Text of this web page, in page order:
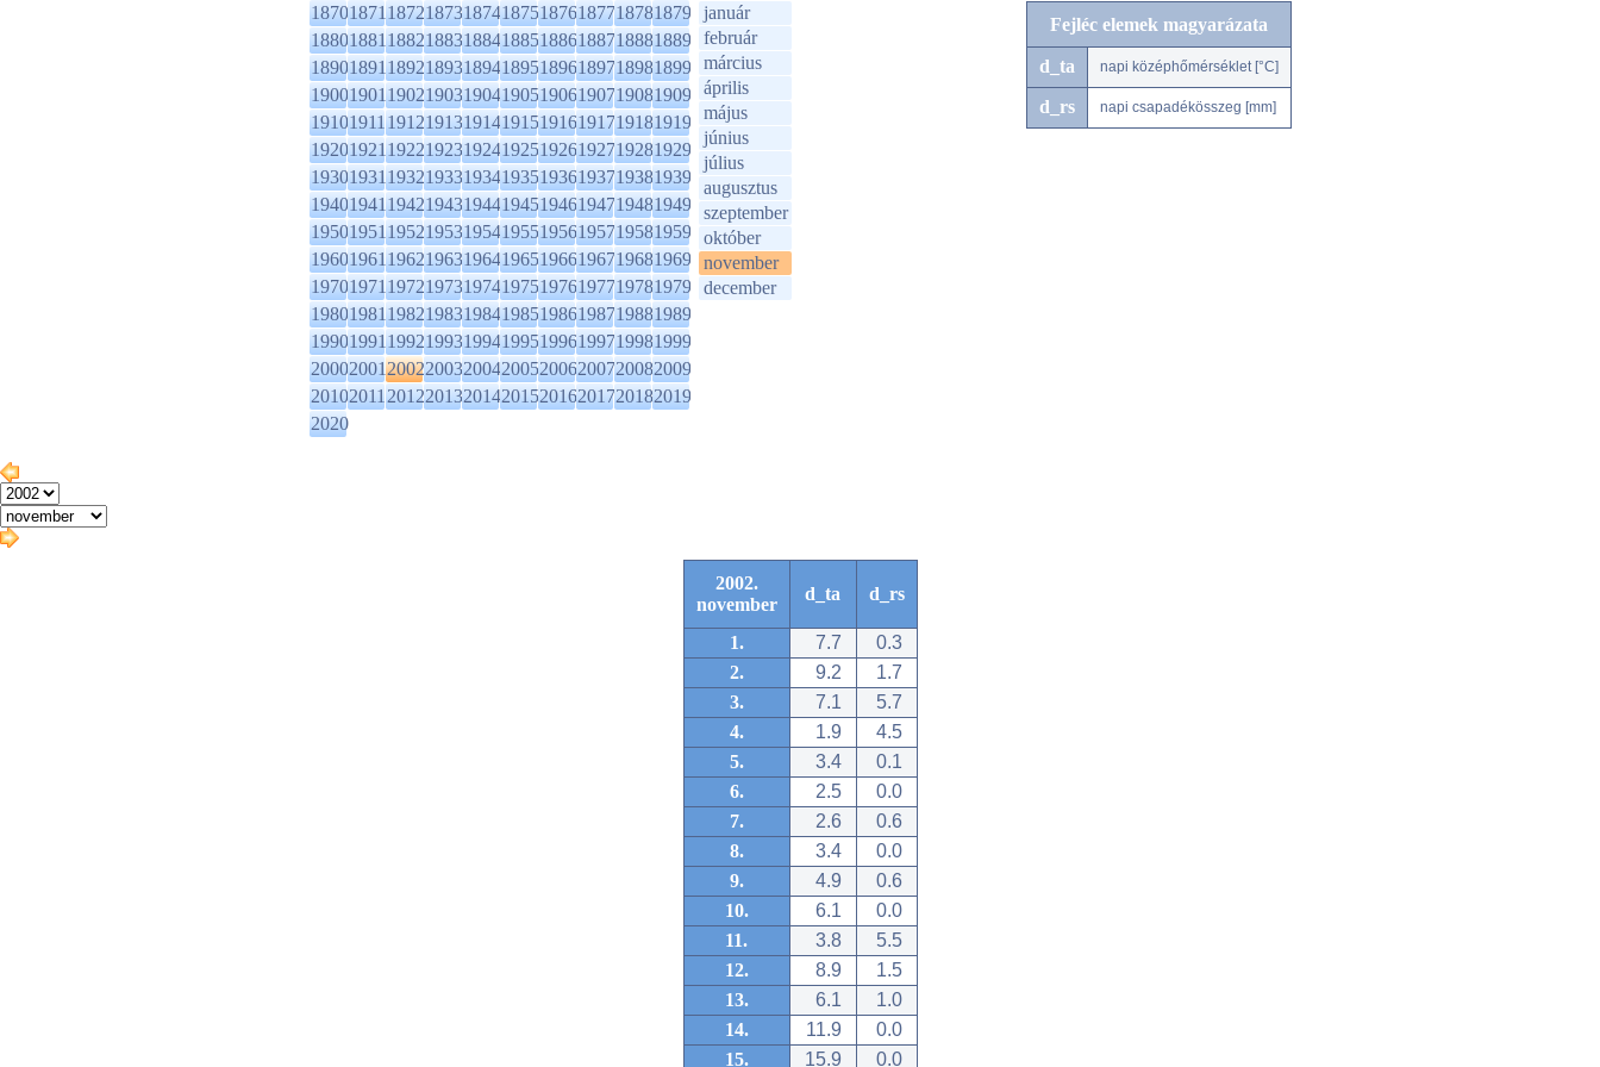
1870187118721873187418751876187718781879
1880188118821883188418851886188718881889
1890189118921893189418951896189718981899
1900190119021903190419051906190719081909
1910191119121913191419151916191719181919
1920192119221923192419251926192719281929
1930193119321933193419351936193719381939
1940194119421943194419451946194719481949
1950195119521953195419551956195719581959
1960196119621963196419651966196719681969
1970197119721973197419751976197719781979
1980198119821983198419851986198719881989
1990199119921993199419951996199719981999
2000200120022003200420052006200720082009
2010201120122013201420152016201720182019
2020
január
február
március
április
május
június
július
augusztus
szeptember
október
november
december
Fejléc elemek magyarázata
d_ta napi középhőmérséklet [°C]
d_rs napi csapadékösszeg [mm]
2002.
november
d_ta d_rs
1. 7.7
0.3
2.
9.2
1.7
3.
7.1
5.7
4.
1.9
4.5
5.
3.4
0.1
6.
2.5
0.0
7.
2.6
0.6
8.
3.4
0.0
9.
4.9
0.6
10.
6.1
0.0
11.
3.8
5.5
12.
8.9
1.5
13.
6.1
1.0
14.
11.9
0.0
15.
15.9 0.0